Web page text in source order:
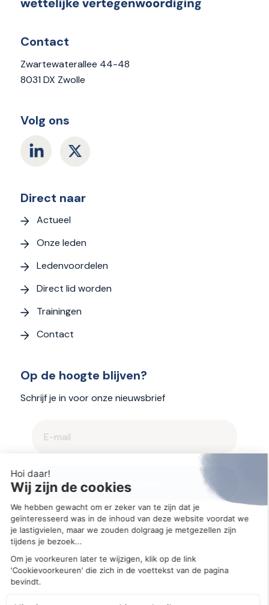
Contact
Zwartewaterallee 44-48
8031 DX Zwolle
Volg ons
Direct naar
Actueel
Onze leden
Ledenvoordelen
Direct lid worden
Trainingen
Contact
Op de hoogte blijven?
Schrijf je in voor onze nieuwsbrief